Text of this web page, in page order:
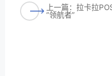
上一篇：拉卡拉
“领航者”